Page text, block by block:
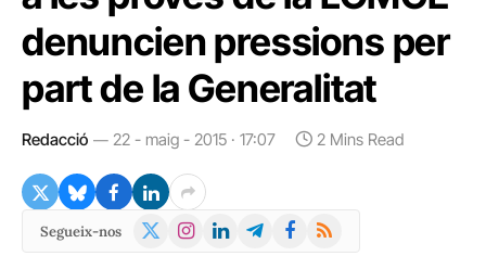
denuncien pressions per
part de la Generalitat
Redacció 22 - maig - 2015 · 17:07 2 Mins Read
Segueix-nos
X
Instagram
LinkedInTelegramFacebook
RSS